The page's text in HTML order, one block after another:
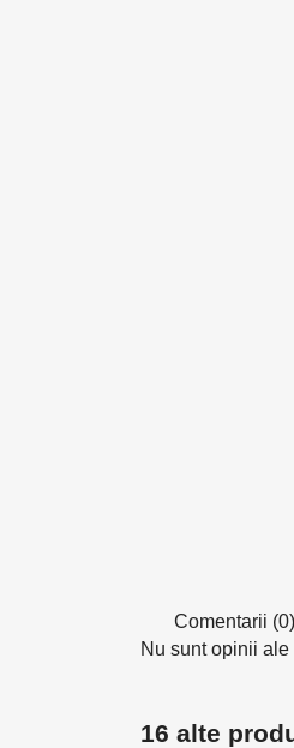
Comentarii (0)
Nu sunt opinii
16 alte